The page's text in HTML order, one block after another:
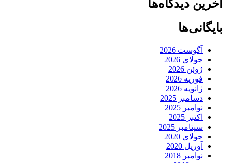
آخرین دیدگاه‌ها
بایگانی‌ها
آگوست 2026
جولای 2026
ژوئن 2026
فوریه 2026
ژانویه 2026
دسامبر 2025
نوامبر 2025
اکتبر 2025
سپتامبر 2025
جولای 2020
آوریل 2020
نوامبر 2018